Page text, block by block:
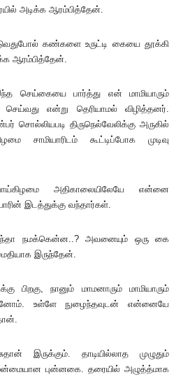
அடிக்க ஆரம்பித்தேன்.
கண்களை உருட்டி கையை தூக்கி
ஆரம்பித்தேன்.
செய்கையை பார்த்து என் மாமியாரும்
என்று தெரியாமல் விழித்தனர்.
சொல்லியபடி திருநெல்வேலிக்கு அருகில்
சாமியாரிடம் கூட்டிப்போக முடிவு
அதிகாலையிலேயே என்னை
இடத்துக்கு வந்தார்கள்.
நமக்கென்ன..? அவனையும் ஒரு கை
இருந்தேன்.
பிறகு, நானும் மாமனாரும் மாமியாரும்
உள்ளே நுழைந்தவுடன் என்னையே
இருக்கும். தாடியில்லாத முழுதும்
புன்னகை. தரையில் அழுத்த்மாக